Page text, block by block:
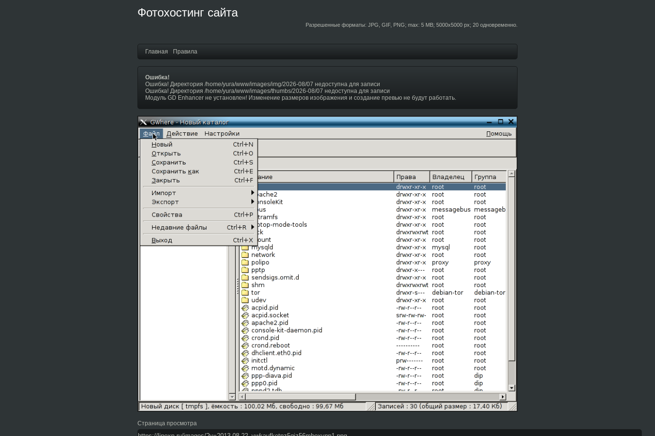
Фотохостинг сайта
Разрешенные форматы: JPG, GIF, PNG; max: 5 MB; 5000x5000 px; 20 одновременно.
Главная Правила
Ошибка!
Ошибка! Директория /home/yura/www/images/img/2026-08/07 недоступна для записи
Ошибка! Директория /home/yura/www/images/thumbs/2026-08/07 недоступна для записи
Модуль GD Enhancer не установлен! Изменение размеров изображения и создание превью не будут работать.
Страница просмотра